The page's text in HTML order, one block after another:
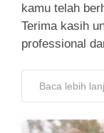
kamu telah
Terima kasih
professional
Baca lebih